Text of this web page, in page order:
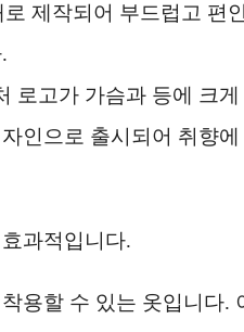
제작되어 부드럽고 편
로고가 가슴과 등에 크
인으로 출시되어 취향에
과적입니다.
용할 수 있는 옷입니다.